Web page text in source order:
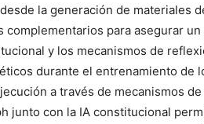
la generación de materiales
para asegurar
y los mecanismos de
durante el entrenamiento de
a través de mecanismos
junto con la IA constitucional